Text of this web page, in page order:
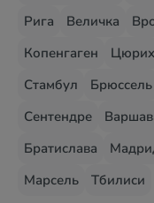
Рига
Величка
Копенгаген
Цюрих
Стамбул
Брюссель
Сентендре
Братислава
Марсель
Тбилиси